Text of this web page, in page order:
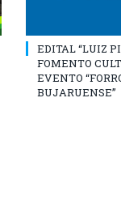
EDITAL “LUIZ
FOMENTO
EVENTO
BUJARUENSE”